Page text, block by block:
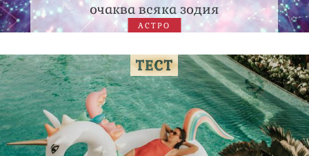
очаква всяка зодия
АСТРО